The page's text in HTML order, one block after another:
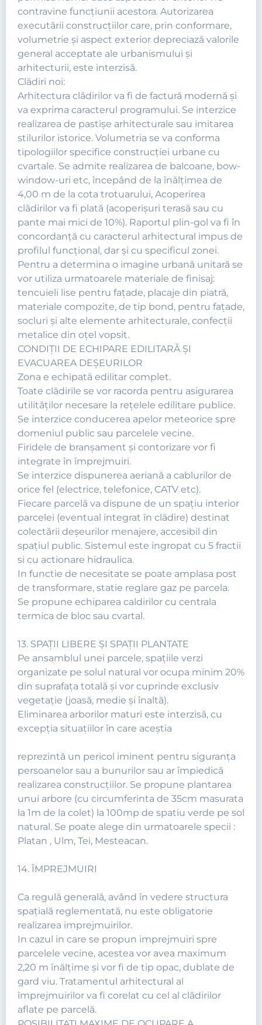
contravine funcţiunii acestora. Autorizarea
executării construcţiilor care, prin conformare,
volumetrie şi aspect exterior depreciază valorile
general acceptate ale urbanismului şi
arhitecturii, este interzisă.
Clădiri noi:
Arhitectura clădirilor va fi de factură modernă şi
va exprima caracterul programului. Se interzice
realizarea de pastişe arhitecturale sau imitarea
stilurilor istorice. Volumetria se va conforma
tipologiilor specifice construcţiei urbane cu
cvartale. Se admite realizarea de balcoane, bow-
window-uri etc, începând de la înălţimea de
4,00 m de la cota trotuarului, Acoperirea
clădirilor va fi plată (acoperişuri terasă sau cu
pante mai mici de 10%). Raportul plin-gol va fi în
concordanţă cu caracterul arhitectural impus de
profilul funcţional, dar şi cu specificul zonei.
Pentru a determina o imagine urbană unitară se
vor utiliza urmatoarele materiale de finisaj:
tencuieli lise pentru faţade, placaje din piatră,
materiale compozite, de tip bond, pentru faţade,
socluri şi alte elemente arhitecturale, confecţii
metalice din oţel vopsit.
CONDIŢII DE ECHIPARE EDILITARĂ ŞI
EVACUAREA DEŞEURILOR
Zona e echipată edilitar complet.
Toate clădirile se vor racorda pentru asigurarea
utilităţilor necesare la reţelele edilitare publice.
Se interzice conducerea apelor meteorice spre
domeniul public sau parcelele vecine.
Firidele de branşament şi contorizare vor fi
integrate în împrejmuiri.
Se interzice dispunerea aeriană a cablurilor de
orice fel (electrice, telefonice, CATV etc).
Fiecare parcelă va dispune de un spaţiu interior
parcelei (eventual integrat în clădire) destinat
colectării deşeurilor menajere, accesibil din
spaţiul public. Sistemul este ingropat cu 5 fractii
si cu actionare hidraulica.
In functie de necesitate se poate amplasa post
de transformare, statie reglare gaz pe parcela.
Se propune echiparea caldirilor cu centrala
termica de bloc sau cvartal.
13. SPAŢII LIBERE ŞI SPAŢII PLANTATE
Pe ansamblul unei parcele, spaţiile verzi
organizate pe solul natural vor ocupa minim 20%
din suprafaţa totală şi vor cuprinde exclusiv
vegetaţie (joasă, medie şi înaltă).
Eliminarea arborilor maturi este interzisă, cu
excepţia situaţiilor în care aceştia
reprezintă un pericol iminent pentru siguranţa
persoanelor sau a bunurilor sau ar împiedică
realizarea construcţiilor. Se propune plantarea
unui arbore (cu circumferinta de 35cm masurata
la 1m de la colet) la 100mp de spatiu verde pe sol
natural. Se poate alege din urmatoarele specii :
Platan , Ulm, Tei, Mesteacan.
14. ÎMPREJMUIRI
Ca regulă generală, având în vedere structura
spaţială reglementată, nu este obligatorie
realizarea imprejmuirilor.
In cazul in care se propun imprejmuiri spre
parcelele vecine, acestea vor avea maximum
2,20 m înălţime şi vor fi de tip opac, dublate de
gard viu. Tratamentul arhitectural al
împrejmuirilor va fi corelat cu cel al clădirilor
aflate pe parcelă.